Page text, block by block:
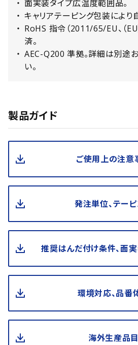
面実装タイプ広温度範囲品。
キャリアテーピング包装により
RoHS 指令（2011/65/EU、（
済。
AEC-Q200 準拠。詳細は別途
い。
製品ガイド
ご使用上の注意
発注単位、テー
推奨はんだ付け条件、面
環境対応、品番
海外生産品目